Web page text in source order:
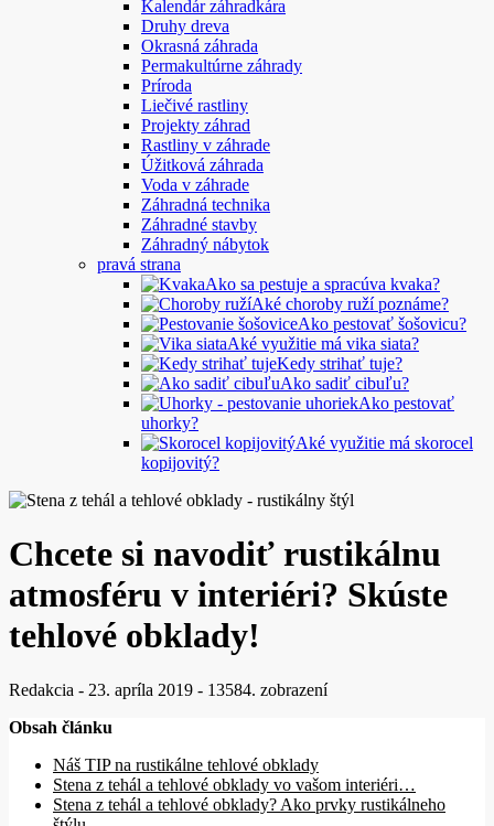
Kalendár záhradkára
Druhy dreva
Okrasná záhrada
Permakultúrne záhrady
Príroda
Liečivé rastliny
Projekty záhrad
Rastliny v záhrade
Úžitková záhrada
Voda v záhrade
Záhradná technika
Záhradné stavby
Záhradný nábytok
pravá strana
Ako sa pestuje a spracúva kvaka?
Aké choroby ruží poznáme?
Ako pestovať šošovicu?
Aké využitie má vika siata?
Kedy strihať tuje?
Ako sadiť cibuľu?
Ako pestovať
uhorky?
Aké využitie má skorocel
kopijovitý?
Chcete si navodiť rustikálnu
atmosféru v interiéri? Skúste
tehlové obklady!
Redakcia - 23. apríla 2019 - 13584. zobrazení
Obsah článku
Náš TIP na rustikálne tehlové obklady
Stena z tehál a tehlové obklady vo vašom interiéri…
Stena z tehál a tehlové obklady? Ako prvky rustikálneho